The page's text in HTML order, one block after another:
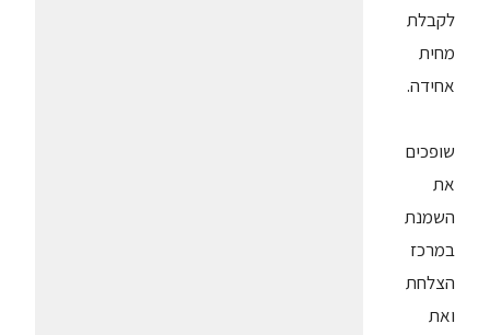
לקבלת
מחית
אחידה.
שופכים
את
השמנת
במרכז
הצלחת
ואת